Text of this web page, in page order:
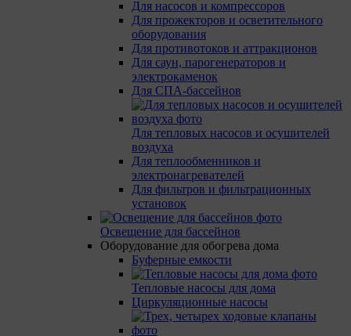
Для насосов и компрессоров
Для прожекторов и осветительного
оборудования
Для противотоков и аттракционов
Для саун, парогенераторов и
электрокаменок
Для СПА-бассейнов
Для тепловых насосов и осушителей
воздуха
Для теплообменников и
электронагревателей
Для фильтров и фильтрационных
установок
Освещение для бассейнов
Оборудование для обогрева дома
Буферные емкости
Тепловые насосы для дома
Циркуляционные насосы